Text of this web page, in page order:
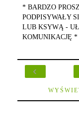
* BARDZO
PODPISYWAŁY
LUB KSYWĄ -
KOMUNIKACJĘ *
‹